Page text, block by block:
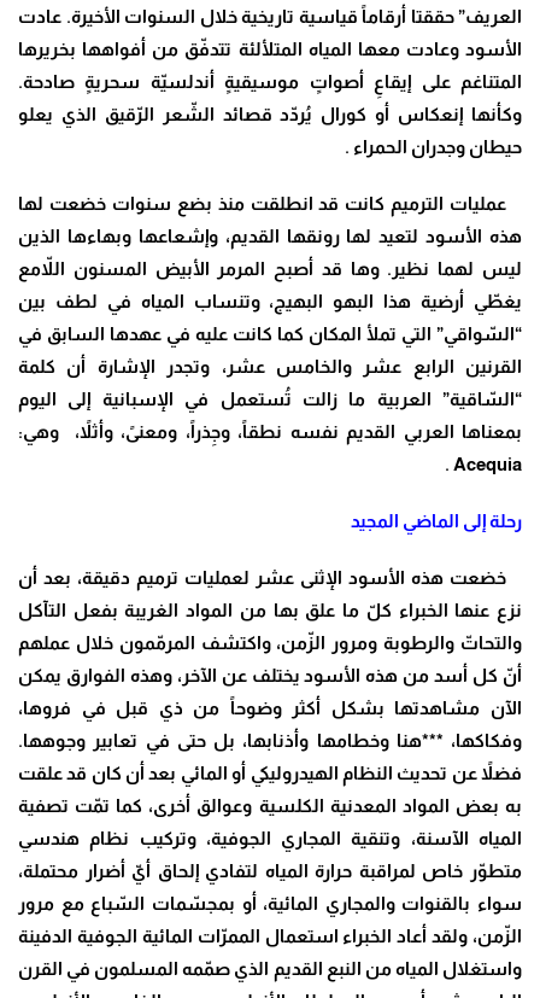
العريف” حققتا أرقاماً قياسية تاريخية خلال السنوات الأخيرة. عادت
الأسود وعادت معها المياه المتلألئة تتدفّق من أفواهها بخريرها
المتناغم على إيقاعِ أصواتٍ موسيقيةٍ أندلسيّة سحريةٍ صادحة.
وكأنها إنعكاس أو كورال يُردّد قصائد الشّعر الرّقيق الذي يعلو
حيطان وجدران الحمراء .
عمليات الترميم كانت قد انطلقت منذ بضع سنوات خضعت لها
هذه الأسود لتعيد لها رونقها القديم، وإشعاعها وبهاءها الذين
ليس لهما نظير. وها قد أصبح المرمر الأبيض المسنون اللاّمع
يغطّي أرضية هذا البهو البهيج، وتنساب المياه في لطف بين
“السّواقي” التي تملأ المكان كما كانت عليه في عهدها السابق في
القرنين الرابع عشر والخامس عشر، وتجدر الإشارة أن كلمة
“السّاقية” العربية ما زالت تُستعمل في الإسبانية إلى اليوم
بمعناها العربي القديم نفسه نطقاً، وجِذراً، ومعنىً، وأثلاً، وهي:
Acequia .
رحلة إلى الماضي المجيد
خضعت هذه الأسود الإثنى عشر لعمليات ترميم دقيقة، بعد أن
نزع عنها الخبراء كلّ ما علق بها من المواد الغريبة بفعل التآكل
والتحاتّ والرطوبة ومرور الزّمن، واكتشف المرمّمون خلال عملهم
أنّ كل أسد من هذه الأسود يختلف عن الآخر، وهذه الفوارق يمكن
الآن مشاهدتها بشكل أكثر وضوحاً من ذي قبل في فروها،
وفكاكها، ***هنا وخطامها وأذنابها، بل حتى في تعابير وجوهها.
فضلاً عن تحديث النظام الهيدروليكي أو المائي بعد أن كان قد علقت
به بعض المواد المعدنية الكلسية وعوالق أخرى، كما تمّت تصفية
المياه الآسنة، وتنقية المجاري الجوفية، وتركيب نظام هندسي
متطوّر خاص لمراقبة حرارة المياه لتفادي إلحاق أيّ أضرار محتملة،
سواء بالقنوات والمجاري المائية، أو بمجسّمات السّباع مع مرور
الزّمن، ولقد أعاد الخبراء استعمال الممرّات المائية الجوفية الدفينة
واستغلال المياه من النبع القديم الذي صمّمه المسلمون في القرن